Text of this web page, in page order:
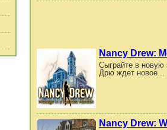
Nancy Drew:
Сыграйте в новую
Дрю ждет новое...
Nancy Drew: